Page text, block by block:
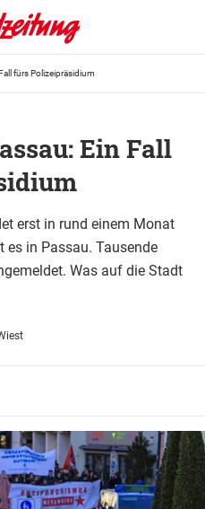
fürs Polizeipräsidium
Ein Fall
erst in rund einem Monat
in Passau. Tausende
Was auf die Stadt